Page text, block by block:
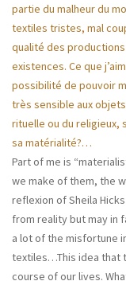
partie du malheur du
textiles tristes, mal
qualité des
existences. Ce que
possibilité de pouvoir
très sensible aux
rituelle ou du religieux,
sa matérialité?…
Part of me is
we make of them, the
reflexion of Sheila
from reality but may in
a lot of the misfortune
textiles…This idea that
course of our lives.